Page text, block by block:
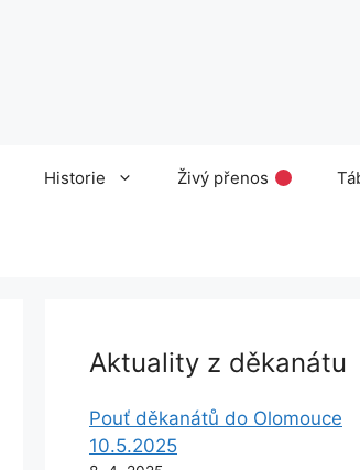
Historie Živý přenos
Aktuality z děkanátu
Pouť děkanátů do Olomouce
10.5.2025